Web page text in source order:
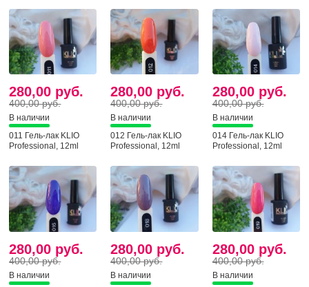
280,00 руб.
400,00 руб.
В наличии
011 Гель-лак KLIO
Professional, 12ml
280,00 руб.
400,00 руб.
В наличии
012 Гель-лак KLIO
Professional, 12ml
280,00 руб.
400,00 руб.
В наличии
014 Гель-лак KLIO
Professional, 12ml
280,00 руб.
400,00 руб.
В наличии
280,00 руб.
400,00 руб.
В наличии
280,00 руб.
400,00 руб.
В наличии